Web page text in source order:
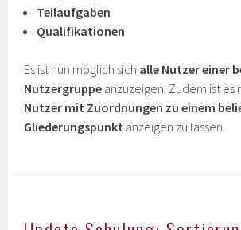
Teilaufgaben
Qualifikationen
Es ist nun möglich sich alle Nutzer einer
Nutzergruppe anzuzeigen. Zudem ist es
Nutzer mit Zuordnungen zu einem
Gliederungspunkt anzeigen zu lassen.